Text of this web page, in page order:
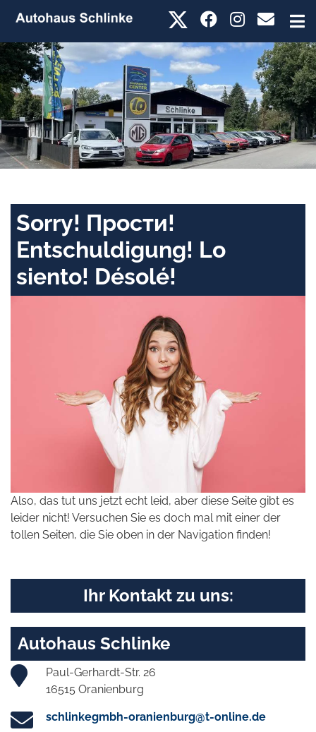
Sorry! Прости!
Entschuldigung! Lo
siento! Désolé!
Also, das tut uns jetzt echt leid, aber diese Seite gibt es
leider nicht! Versuchen Sie es doch mal mit einer der
tollen Seiten, die Sie oben in der Navigation finden!
Ihr Kontakt zu uns:
Autohaus Schlinke
Paul-Gerhardt-Str. 26
16515 Oranienburg
schlinkegmbh-oranienburg@t-online.de